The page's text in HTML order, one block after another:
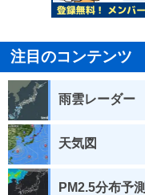
注目のコンテンツ
雨雲レーダー
天気図
PM2.5分布予測